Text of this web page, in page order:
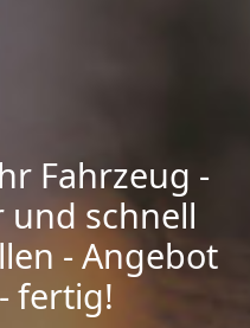
Fahrzeug -
und schnell
- Angebot
fertig!